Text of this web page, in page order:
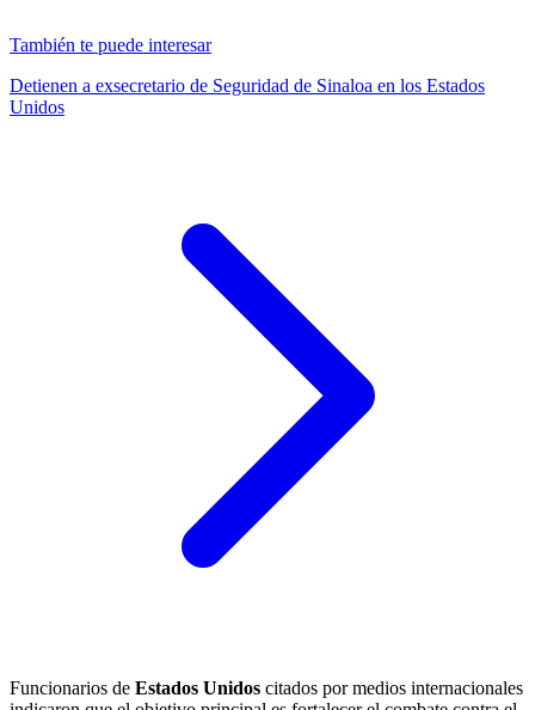
También te puede interesar
Detienen a exsecretario de Seguridad de Sinaloa en los Estados
Unidos
Funcionarios de Estados Unidos citados por medios internacionales